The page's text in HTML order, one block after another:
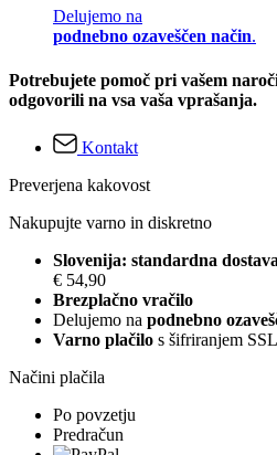
Delujemo na
podnebno ozaveščen način.
Potrebujete pomoč pri vašem
odgovorili na vsa vaša vprašanja.
Kontakt
Preverjena kakovost
Nakupujte varno in diskretno
Slovenija: standardna
€ 54,90
Brezplačno vračilo
Delujemo na podnebno
Varno plačilo s šifriranjem SSL
Načini plačila
Po povzetju
Predračun